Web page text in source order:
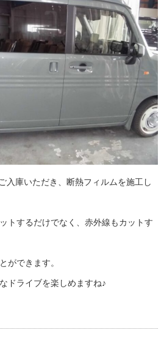
庫いただき、断熱フィルムを施工し
トするだけでなく、赤外線もカットす
ができます。
ドライブを楽しめますね♪